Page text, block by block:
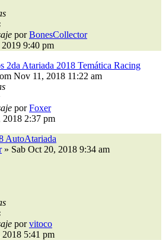
porBonesCollector
9:40 pm
2da Atariada 2018 Temática Racing
Nov 11, 2018 11:22 am
porFoxer
2:37 pm
AutoAtariada
» Sab Oct 20, 2018 9:34 am
porvitoco
5:41 pm